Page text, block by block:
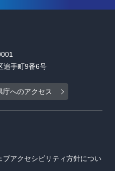
手町9番6号
庁へのアクセス
アクセシビリティ方針につい